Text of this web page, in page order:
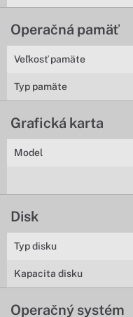
Operačná pamäť
Veľkosť pamäte
Typ pamäte
Grafická karta
Model
Disk
Typ disku
Kapacita disku
Operačný systém